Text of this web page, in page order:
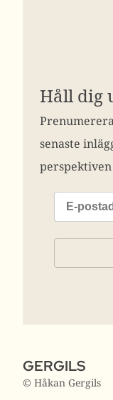
Håll dig
senaste
GERGILS
© Håkan Gergils